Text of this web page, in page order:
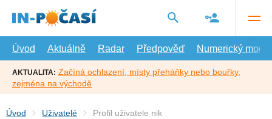
hlavní
Úvod
Aktuálně Radar Předpověď Numerický model
AKTUALITA: Začíná ochlazení, místy přeháňky nebo bouřky,
zejména na východě
Úvod Uživatelé Profil uživatele nik